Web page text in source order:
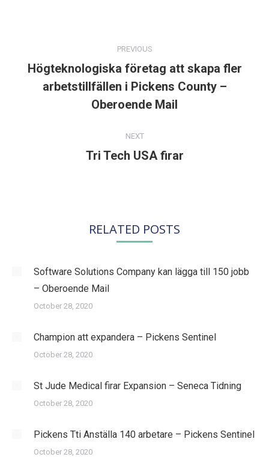
PREVIOUS
Previous
post:
Högteknologiska företag att skapa fler
arbetstillfällen i Pickens County –
Oberoende Mail
NEXT
Next
Tri Tech USA firar
RELATED POSTS
Software Solutions Company kan lägga till 150 jobb
– Oberoende Mail
October 28, 2020
Champion att expandera – Pickens Sentinel
October 28, 2020
St Jude Medical firar Expansion – Seneca Tidning
October 28, 2020
Pickens Tti Anställa 140 arbetare – Pickens Sentinel
October 28, 2020